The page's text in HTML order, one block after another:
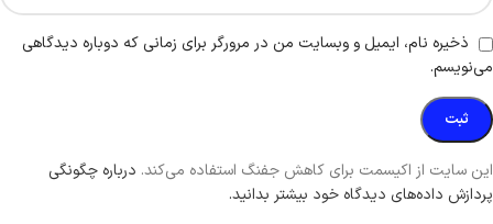
ذخیره نام، ایمیل و وبسایت من در مرورگر برای زمانی که دوباره دیدگاهی
می‌نویسم.
این سایت از اکیسمت برای کاهش جفنگ استفاده می‌کند. درباره چگونگی
پردازش داده‌های دیدگاه خود بیشتر بدانید.